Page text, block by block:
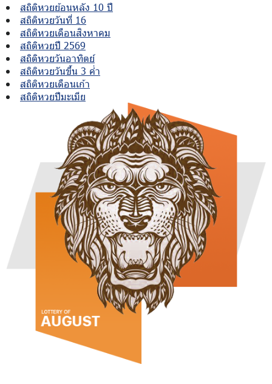
สถิติหวยย้อนหลัง 10 ปี
สถิติหวยวันที่ 16
สถิติหวยเดือนสิงหาคม
สถิติหวยปี 2569
สถิติหวยวันอาทิตย์
สถิติหวยวันขึ้น 3 ค่ำ
สถิติหวยเดือนเก้า
สถิติหวยปีมะเมีย